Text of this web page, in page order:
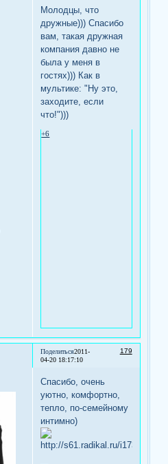
Молодцы, что
дружные))) Спасибо
вам, такая дружная
компания давно не
была у меня в
гостях))) Как в
мультике: "Ну это,
заходите, если
что!")))
+6
Поделиться 179
2011-
04-20 18:17:10
Спасибо, очень
уютно, комфортно,
тепло, по-семейному
интимно)